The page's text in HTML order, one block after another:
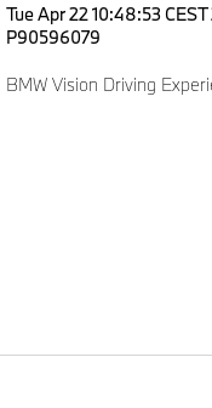
Tue Apr 22 10:48:53
P90596079
BMW Vision Driving